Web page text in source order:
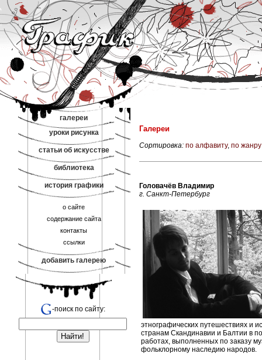
галереи
уроки рисунка
статьи об искусстве
библиотека
история графики
о сайте
содержание сайта
контакты
ссылки
добавить галерею
-поиск по сайту:
Галереи
Сортировка: по алфавиту, по
Головачёв Владимир
г. Санкт-Петербург
этнографических путешествиях и
странам Скандинавии и Балтии в
работах, выполненных по заказу
фольклорному наследию народов.